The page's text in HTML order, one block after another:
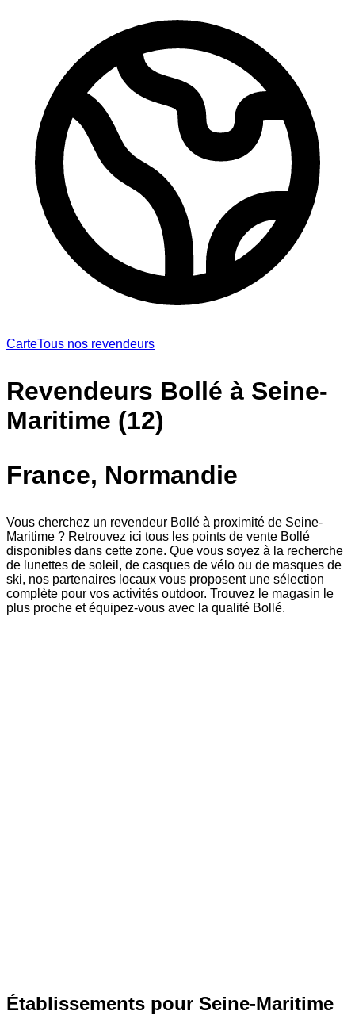
CarteTous nos revendeurs
Revendeurs Bollé à Seine-
Maritime (12)
France, Normandie
Vous cherchez un revendeur Bollé à proximité de Seine-
Maritime ? Retrouvez ici tous les points de vente Bollé
disponibles dans cette zone. Que vous soyez à la recherche
de lunettes de soleil, de casques de vélo ou de masques de
ski, nos partenaires locaux vous proposent une sélection
complète pour vos activités outdoor. Trouvez le magasin le
plus proche et équipez-vous avec la qualité Bollé.
Établissements pour Seine-Maritime